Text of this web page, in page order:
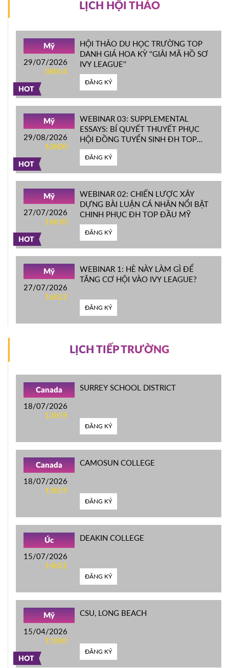
LỊCH HỘI THẢO
HOT
Mỹ
29/07/2026
08h54
HỘI THẢO DU HỌC TRƯỜNG TOP
DANH GIÁ HOA KỲ ''GIẢI MÃ HỒ SƠ
IVY LEAGUE''
ĐĂNG KÝ
HOT
Mỹ
29/08/2026
10h00
WEBINAR 03: SUPPLEMENTAL
ESSAYS: BÍ QUYẾT THUYẾT PHỤC
HỘI ĐỒNG TUYỂN SINH ĐH TOP
ĐẦU MỸ
ĐĂNG KÝ
HOT
Mỹ
27/07/2026
16h10
WEBINAR 02: CHIẾN LƯỢC XÂY
DỰNG BÀI LUẬN CÁ NHÂN NỔI BẬT
CHINH PHỤC ĐH TOP ĐẦU MỸ
ĐĂNG KÝ
Mỹ
27/07/2026
16h22
WEBINAR 1: HÈ NÀY LÀM GÌ ĐỂ
TĂNG CƠ HỘI VÀO IVY LEAGUE?
ĐĂNG KÝ
LỊCH TIẾP TRƯỜNG
Canada
18/07/2026
13h59
SURREY SCHOOL DISTRICT
ĐĂNG KÝ
Canada
18/07/2026
13h59
CAMOSUN COLLEGE
ĐĂNG KÝ
Úc
15/07/2026
14h21
DEAKIN COLLEGE
ĐĂNG KÝ
HOT
Mỹ
15/04/2026
11h00
CSU, LONG BEACH
ĐĂNG KÝ